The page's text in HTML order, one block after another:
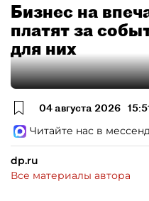
Бизнес на
платят за
для них
04 августа 2026
Читайте нас в
dp.ru
Все материалы автора